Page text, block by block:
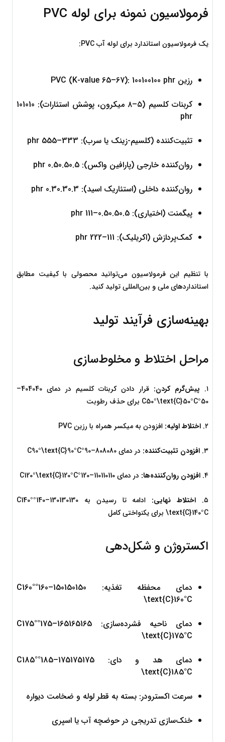
فرمولاسیون نمونه برای لوله PVC
یک فرمولاسیون استاندارد برای لوله آب PVC:
رزین PVC (K-value 65–67): 100100100 phr
کربنات کلسیم (۵–۸ میکرون، پوشش استئارات):
101010
phr
تثبیت‌کننده (کلسیم-زینک یا سرب):
333
–
555
روان‌کننده خارجی (پارافین واکس):
0.50.50.5
روان‌کننده داخلی (استئاریک اسید):
0.30.30.3
پیگمنت (اختیاری):
0.50.50.5
–
111
کمک‌پردازش (اکریلیک):
111
–
222
استانداردهای ملی و بین‌المللی تولید کنید.
بهینه‌سازی فرآیند تولید
مراحل اختلاط و مخلوط‌سازی
۱. پیش‌گرم کردن: قرار دادن کربنات کلسیم در دمای 404040
–
50°C50°\text{C}
50°C برای حذف رطوبت
۲. اختلاط اولیه: افزودن به میکسر همراه با رزین PVC
۳. افزودن تثبیت‌کننده: در دمای 808080
–
90°C90°\text{C}
90°C
۴. افزودن روان‌کننده‌ها: در دمای 110110110
–
120°C120°\text{C}
120°C
۵. اختلاط نهایی: ادامه تا رسیدن به 130130130
–
140°C140°
\text{C}140°C برای یکنواختی کامل
اکستروژن و شکل‌دهی
دمای محفظه تغذیه: 150150150
–
160°C160°
\text{C}160°C
دمای ناحیه فشرده‌سازی:
165165165
–
175°C175°
\text{C}175°C
دمای هد و دای:
175175175
–
185°C185°
\text{C}185°C
سرعت اکسترودر: بسته به قطر لوله و ضخامت دیواره
خنک‌سازی تدریجی در حوضچه آب یا اسپری